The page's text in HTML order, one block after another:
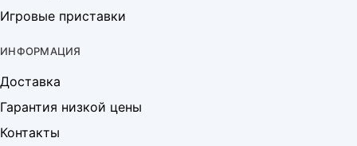
Игровые приставки
ИНФОРМАЦИЯ
Доставка
Гарантия низкой цены
Контакты